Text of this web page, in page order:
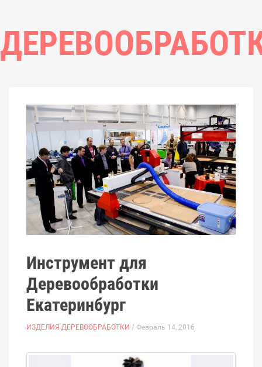
Инструмент для
Деревообработки
Екатеринбург
ИЗДЕЛИЯ ДЕРЕВООБРАБОТКИ / Февраль 14, 2016